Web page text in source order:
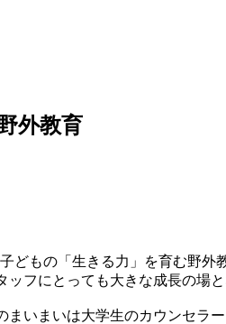
外教育
どもの「生きる力」を育む野外
フにとっても大きな成長の場と
いまいは大学生のカウンセラー